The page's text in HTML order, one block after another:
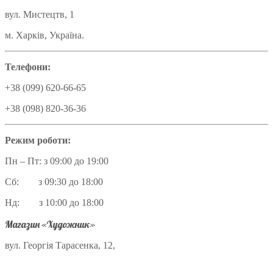
вул. Мистецтв, 1
м. Харків, Україна.
Телефони:
+38 (099) 620-66-65
+38 (098) 820-36-36
Режим роботи:
Пн – Пт: з 09:00 до 19:00
Сб: з 09:30 до 18:00
Нд: з 10:00 до 18:00
Магазин «Художник»
вул. Георгія Тарасенка, 12,